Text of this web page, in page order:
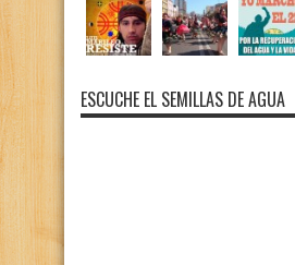
ESCUCHE EL SEMILLAS DE AGUA